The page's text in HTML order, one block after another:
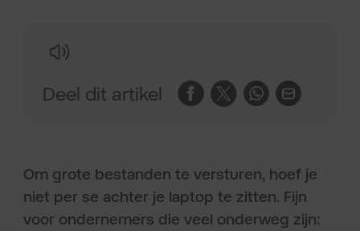
Deel dit artikel
Om grote bestanden te versturen, hoef je
niet per se achter je laptop te zitten. Fijn
voor ondernemers die veel onderweg zijn: